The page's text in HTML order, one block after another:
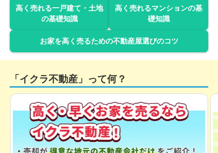
高く売れる一戸建て・土地
の基礎知識
高く売れるマンションの基
礎知識
お家を高く売るための不動産屋選びのコツ
「イクラ不動産」って何？